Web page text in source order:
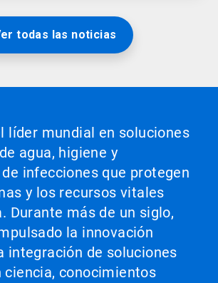
todas las noticias
líder mundial en soluciones
agua, higiene y
infecciones que protegen
y los recursos vitales
Durante más de un siglo,
la innovación
integración de soluciones
ciencia, conocimientos